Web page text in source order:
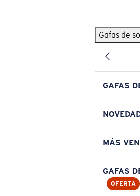
Gafas de
GAFAS
MÁS
GAFAS
OFERTA
BÚSQUEDAS POPULARES
Pilothouse PRO Limited Edition Pack
Gafas de sol personalizadas
Los más vendidos de gafas de sol